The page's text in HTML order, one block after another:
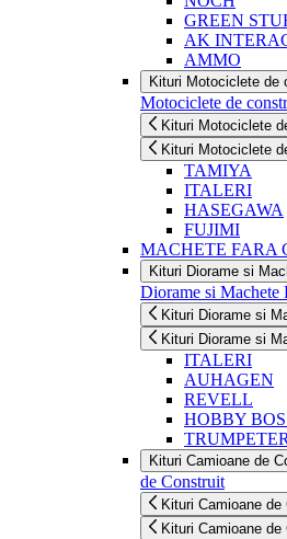
GREEN
AK
AMMO
Kituri Motociclete de
Motociclete de
Kituri Motociclete
Kituri Motociclete
TAMIYA
ITALERI
HASEGAWA
FUJIMI
MACHETE FARA
Kituri Diorame si
Diorame si Machete
Kituri Diorame si
Kituri Diorame si
ITALERI
AUHAGEN
REVELL
HOBBY
Kituri Camioane de
de Construit
Kituri Camioane de
Kituri Camioane de